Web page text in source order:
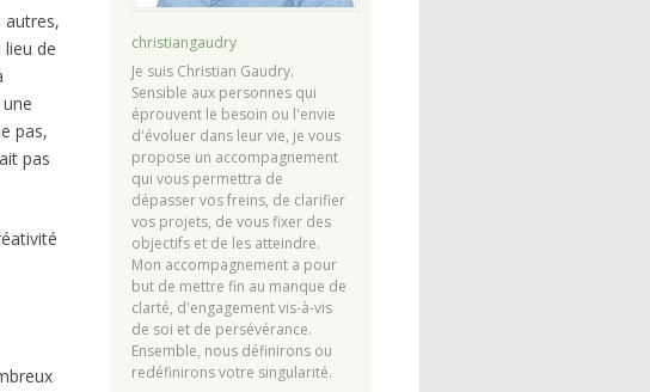
autres,
lieu de
pas,
pas
christiangaudry
Je suis Christian Gaudry.
Sensible aux personnes qui
éprouvent le besoin ou l'envie
d'évoluer dans leur vie, je vous
propose un accompagnement
qui vous permettra de
dépasser vos freins, de clarifier
vos projets, de vous fixer des
objectifs et de les atteindre.
Mon accompagnement a pour
but de mettre fin au manque de
clarté, d'engagement vis-à-vis
de soi et de persévérance.
Ensemble, nous définirons ou
redéfinirons votre singularité.